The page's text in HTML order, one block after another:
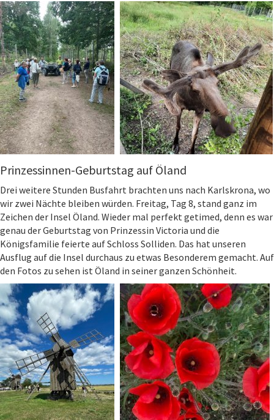
Prinzessinnen-Geburtstag auf Öland
Drei weitere Stunden Busfahrt brachten uns nach Karlskrona, wo
wir zwei Nächte bleiben würden. Freitag, Tag 8, stand ganz im
Zeichen der Insel Öland. Wieder mal perfekt getimed, denn es war
genau der Geburtstag von Prinzessin Victoria und die
Königsfamilie feierte auf Schloss Solliden. Das hat unseren
Ausflug auf die Insel durchaus zu etwas Besonderem gemacht. Auf
den Fotos zu sehen ist Öland in seiner ganzen Schönheit.